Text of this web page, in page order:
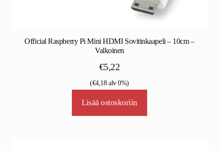
Official Raspberry Pi Mini HDMI Sovitinkaapeli – 10cm –
Valkoinen
€5,22
(€4,18alv 0%)
Lisää ostoskoriin